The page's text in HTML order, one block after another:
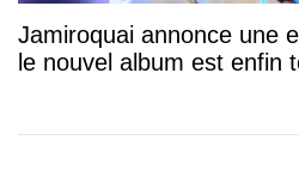
Jamiroquai annonce une
le nouvel album est enfin